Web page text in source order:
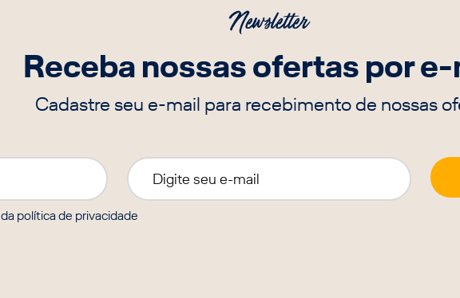
Newsletter
Receba nossas ofertas por
Cadastre seu e-mail para recebimento de nossas
política de privacidade